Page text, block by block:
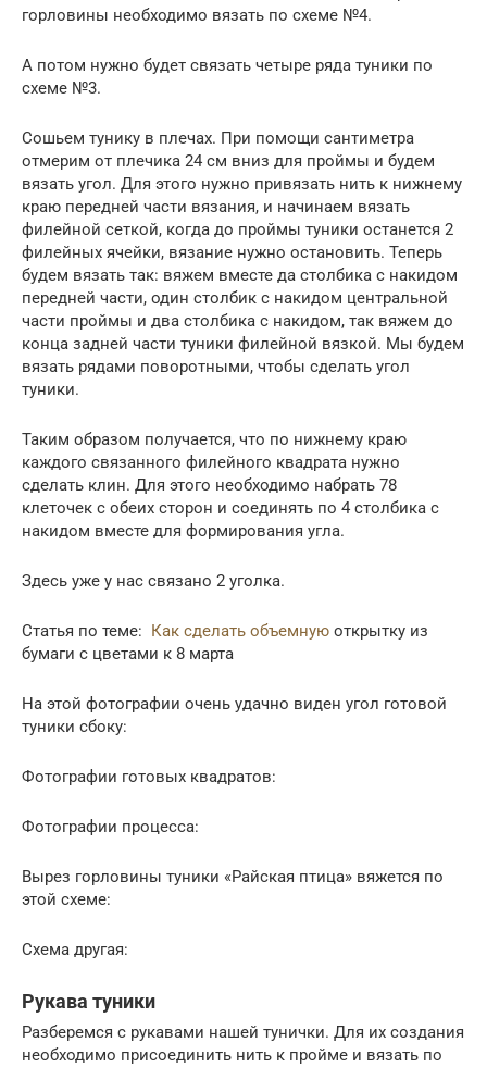
горловины необходимо вязать по схеме №4.
А потом нужно будет связать четыре ряда туники по
схеме №3.
Сошьем тунику в плечах. При помощи сантиметра
отмерим от плечика 24 см вниз для проймы и будем
вязать угол. Для этого нужно привязать нить к нижнему
краю передней части вязания, и начинаем вязать
филейной сеткой, когда до проймы туники останется 2
филейных ячейки, вязание нужно остановить. Теперь
будем вязать так: вяжем вместе да столбика с накидом
передней части, один столбик с накидом центральной
части проймы и два столбика с накидом, так вяжем до
конца задней части туники филейной вязкой. Мы будем
вязать рядами поворотными, чтобы сделать угол
туники.
Таким образом получается, что по нижнему краю
каждого связанного филейного квадрата нужно
сделать клин. Для этого необходимо набрать 78
клеточек с обеих сторон и соединять по 4 столбика с
накидом вместе для формирования угла.
Здесь уже у нас связано 2 уголка.
Статья по теме: Как сделать объемную открытку из
бумаги с цветами к 8 марта
На этой фотографии очень удачно виден угол готовой
туники сбоку:
Фотографии готовых квадратов:
Фотографии процесса:
Вырез горловины туники «Райская птица» вяжется по
этой схеме:
Схема другая:
Рукава туники
Разберемся с рукавами нашей тунички. Для их создания
необходимо присоединить нить к пройме и вязать по